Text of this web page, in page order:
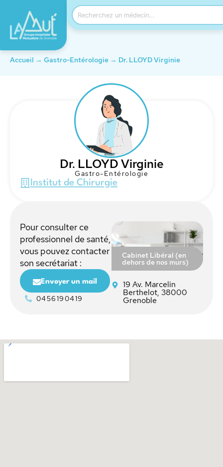
Accueil → Gastro-Entérologie → Dr. LLOYD Virginie
Dr. LLOYD Virginie
Gastro-Entérologie
Institut de Chirurgie
Pour consulter ce
professionnel de santé,
vous pouvez contacter
son secrétariat :
Envoyer un mail
0456190419
Cabinet Libéral (en
dehors de nos murs)
19 Av. Marcelin
Berthelot, 38000
Grenoble